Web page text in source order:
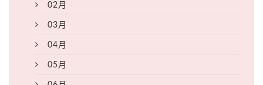
02月
03月
04月
05月